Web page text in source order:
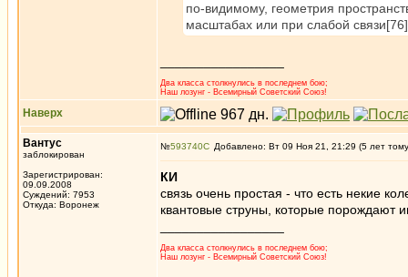
по-видимому, геометрия
масштабах или при слабой
Два класса столкнулись в последнем бою;
Наш лозунг - Всемирный Советский Союз!
Наверх
Вантус
заблокирован
Зарегистрирован:
09.09.2008
Суждений: 7953
Откуда: Воронеж
№593740 Добавлено: Вт 09 Ноя 21, 21:29 (5 лет
КИ
связь очень простая - что есть некие
квантовые струны, которые
Два класса столкнулись в последнем бою;
Наш лозунг - Всемирный Советский Союз!